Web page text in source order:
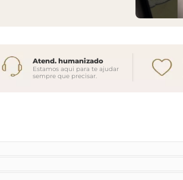
Atend. humanizado
Estamos aqui para te ajudar
sempre que precisar.